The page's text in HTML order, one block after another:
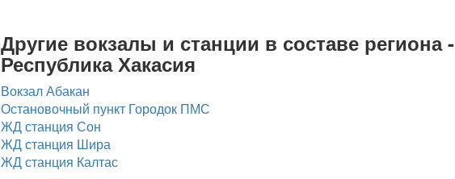
Другие вокзалы и станции в составе региона -
Республика Хакасия
Вокзал Абакан
Остановочный пункт Городок ПМС
ЖД станция Сон
ЖД станция Шира
ЖД станция Калтас